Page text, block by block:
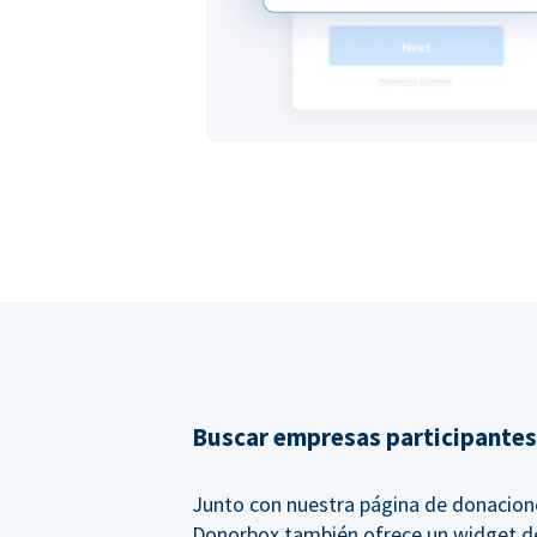
Buscar empresas participantes
Junto con nuestra página de